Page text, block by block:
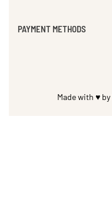
PAYMENT METHODS
Made with ♥ by